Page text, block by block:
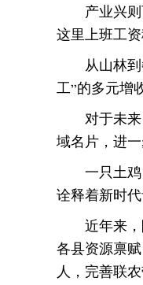
产业兴
这里上班工
从山林
工”的多元增
对于未
域名片，进
一只土
诠释着新时
近年来
各县资源禀
人，完善联